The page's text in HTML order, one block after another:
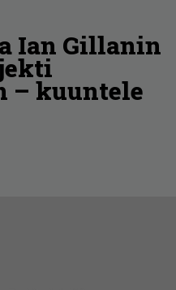
Ian Gillanin
– kuuntele